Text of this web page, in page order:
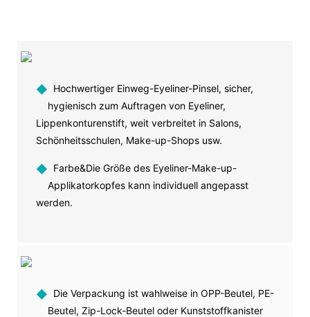
◆ Hochwertiger Einweg-Eyeliner-Pinsel, sicher,
hygienisch zum Auftragen von Eyeliner,
Lippenkonturenstift, weit verbreitet in Salons,
Schönheitsschulen, Make-up-Shops usw.
◆ Farbe&Die Größe des Eyeliner-Make-up-
Applikatorkopfes kann individuell angepasst
werden.
◆ Die Verpackung ist wahlweise in OPP-Beutel, PE-
Beutel, Zip-Lock-Beutel oder Kunststoffkanister